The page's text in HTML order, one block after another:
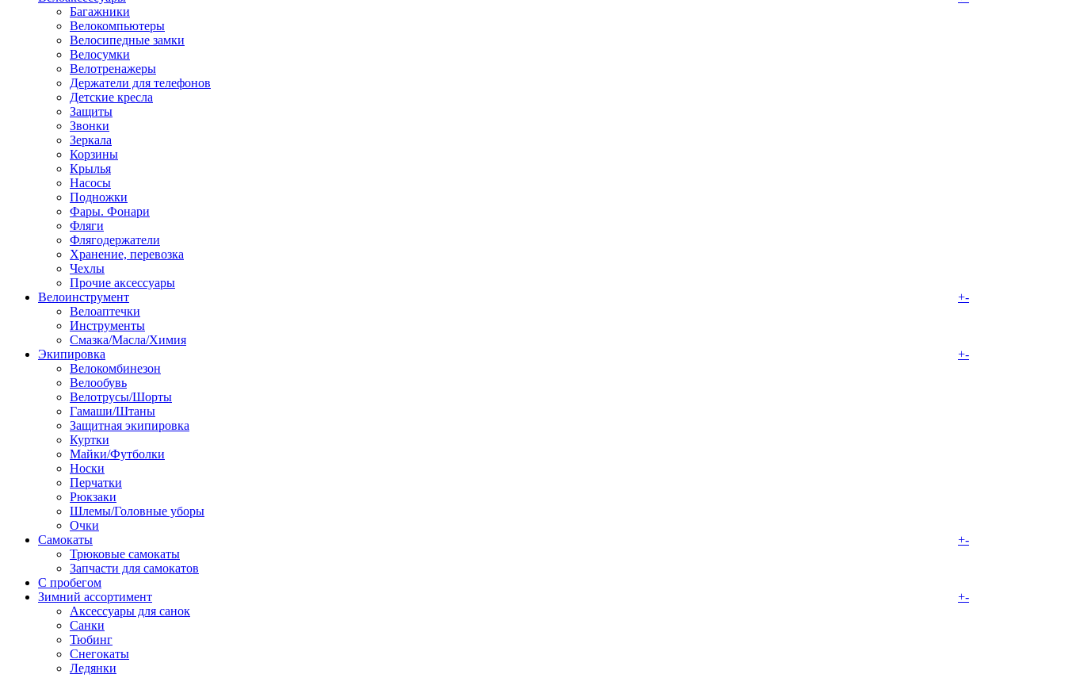
Багажники
Велокомпьютеры
Велосипедные замки
Велосумки
Велотренажеры
Держатели для телефонов
Детские кресла
Защиты
Звонки
Зеркала
Корзины
Крылья
Насосы
Подножки
Фары. Фонари
Фляги
Флягодержатели
Хранение, перевозка
Чехлы
Прочие аксессуары
Велоинструмент
+-
Велоаптечки
Инструменты
Смазка/Масла/Химия
Экипировка
+-
Велокомбинезон
Велообувь
Велотрусы/Шорты
Гамаши/Штаны
Защитная экипировка
Куртки
Майки/Футболки
Носки
Перчатки
Рюкзаки
Шлемы/Головные уборы
Очки
Самокаты
+-
Трюковые самокаты
Запчасти для самокатов
С пробегом
Зимний ассортимент
+-
Аксессуары для санок
Санки
Тюбинг
Снегокаты
Ледянки